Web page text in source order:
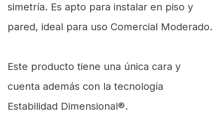
simetría. Es apto para instalar en piso y
pared, ideal para uso Comercial Moderado.
Este producto tiene una única cara y
cuenta además con la tecnología
Estabilidad Dimensional®.